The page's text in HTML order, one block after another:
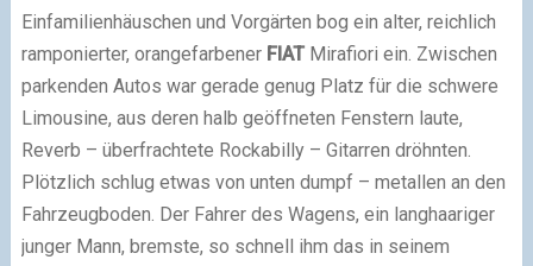
Einfamilienhäuschen und Vorgärten bog ein alter, reichlich
ramponierter, orangefarbener FIATMirafiori ein. Zwischen
parkenden Autos war gerade genug Platz für die schwere
Limousine, aus deren halb geöffneten Fenstern laute,
Reverb – überfrachtete Rockabilly – Gitarren dröhnten.
Plötzlich schlug etwas von unten dumpf – metallen an den
Fahrzeugboden. Der Fahrer des Wagens, ein langhaariger
junger Mann, bremste, so schnell ihm das in seinem